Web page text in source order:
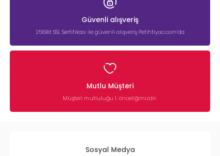
Güvenli alışveriş
256Bit SSL Sertifikası ile güvenli alışveriş Petihtiyac.com’da
Mutlu Müşteri
Müşteri mutluluğu 1. önceliğimizdir.
Sosyal Medya